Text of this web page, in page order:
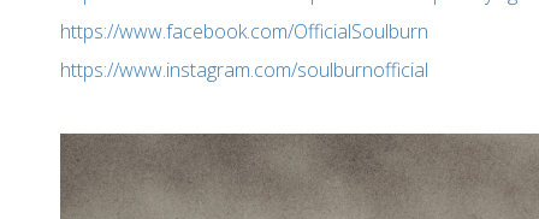
https://www.facebook.com/OfficialSoulburn
https://www.instagram.com/soulburnofficial